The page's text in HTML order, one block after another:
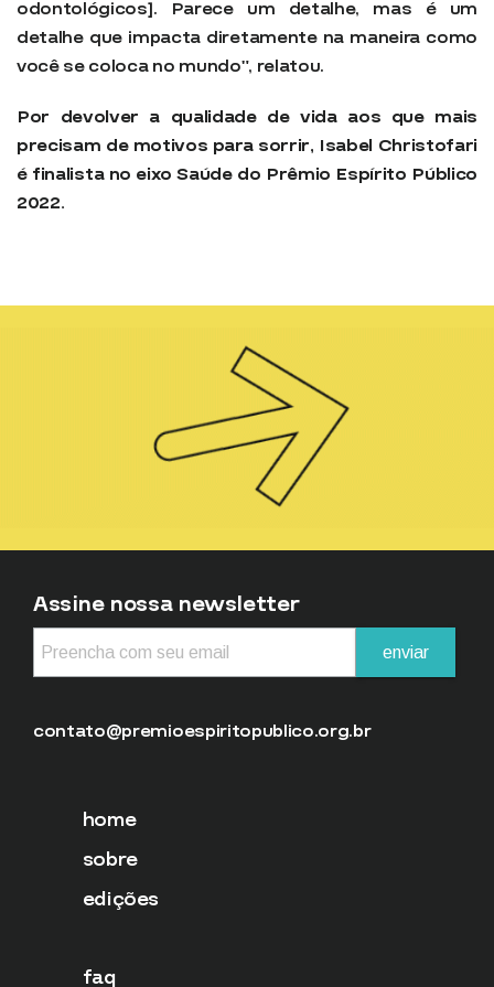
odontológicos]. Parece um detalhe, mas é um
detalhe que impacta diretamente na maneira como
você se coloca no mundo”, relatou.
Por devolver a qualidade de vida aos que mais
precisam de motivos para sorrir, Isabel Christofari
é finalista no eixo Saúde do Prêmio Espírito Público
2022.
Assine nossa newsletter
contato@premioespiritopublico.org.br
home
sobre
edições
faq